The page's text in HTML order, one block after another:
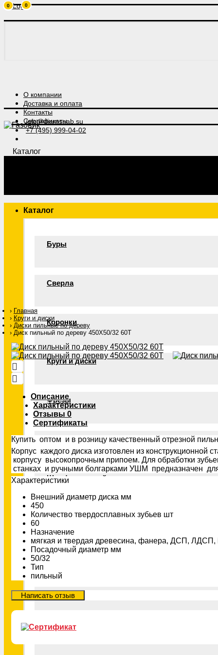
О компании
Доставка и оплата
Контакты
Сертификаты
info@diamsnab.su
+7 (495) 999-04-02
0
Каталог
Каталог
Буры
Сверла
Коронки
Круги и диски
Фрезы
Ключи и биты
Шлифовальный инструмент
Резьбонарезной инструмент
Измерительный инструмент
Сварочное оборудование
Расходные материалы
0
Главная
Круги и диски
Диски пильные по дереву
Диск пильный по дереву 450Х50/32 60Т
Описание
Характеристики
Отзывы 0
Сертификаты
Купить оптом и в розницу качественный отрезной
Корпус каждого диска изготовлен из
корпусу высокопрочным припоем. Для обработки
станках и ручными болгарками УШМ предназначен
Xарактеристики
Внешний диаметр диска мм
450
Количество твердосплавных зубьев шт
60
Назначение
мягкая и твердая древесина, фанера, ДСП,
Посадочный диаметр мм
50/32
Тип
пильный